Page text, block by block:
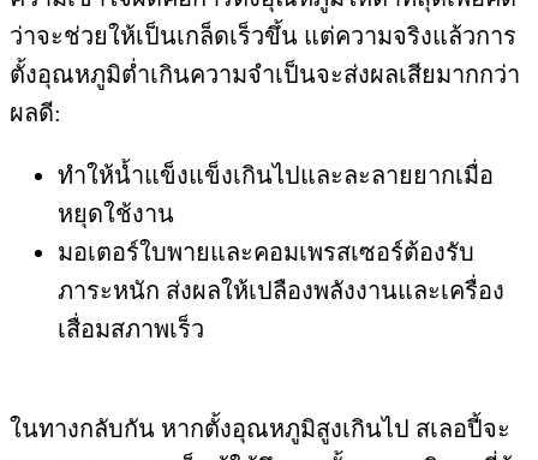
ว่าจะช่วยให้เป็นเกล็ดเร็วขึ้น แต่ความจริงแล้วการ
ตั้งอุณหภูมิต่ำเกินความจำเป็นจะส่งผลเสียมากกว่า
ผลดี:
ทำให้น้ำแข็งแข็งเกินไปและละลายยากเมื่อ
หยุดใช้งาน
มอเตอร์ใบพายและคอมเพรสเซอร์ต้องรับ
ภาระหนัก ส่งผลให้เปลืองพลังงานและเครื่อง
เสื่อมสภาพเร็ว
ในทางกลับกัน หากตั้งอุณหภูมิสูงเกินไป สเลอปี้จะ